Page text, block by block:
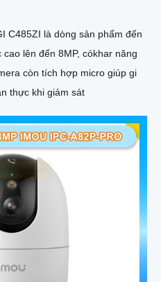
C485ZI là dòng sản phẩm đến
lên đến 8MP, cókhar năng
thực khi giám sát